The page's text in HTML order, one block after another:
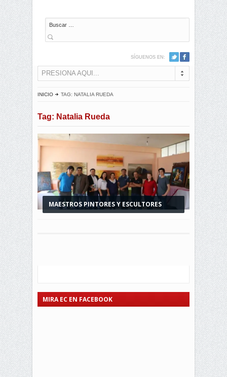
Buscar
SÍGUENOS EN:
PRESIONA AQUI...
INICIO TAG: NATALIA RUEDA
Tag: Natalia Rueda
MAESTROS PINTORES Y ESCULTORES
MIRA EC EN FACEBOOK